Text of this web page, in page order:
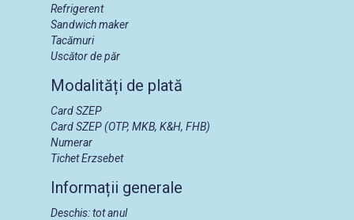
Refrigerent
Sandwich maker
Tacămuri
Uscător de păr
Modalități de plată
Card SZEP
Card SZEP (OTP, MKB, K&H, FHB)
Numerar
Tichet Erzsebet
Informații generale
Deschis: tot anul